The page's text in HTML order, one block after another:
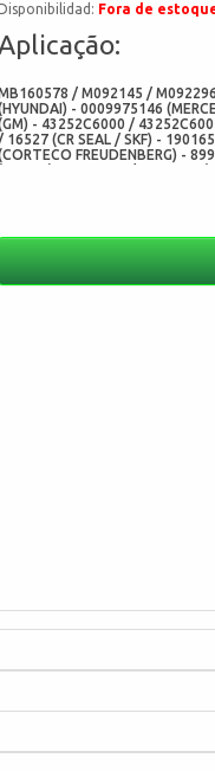
Fora de
/ M092145 /
- 0009975146
- 43252C6000 /
16527 (CR SEAL / SKF) -
FREUDENBERG) -
(ELRING) - AB2504E / AB2507E